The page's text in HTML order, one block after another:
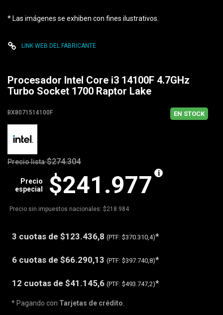
* Las imágenes se exhiben con fines ilustrativos.
LINK WEB DEL FABRICANTE
Procesador Intel Core i3 14100F 4.7GHz
Turbo Socket 1700 Raptor Lake
BX8071514100F EN STOCK
Precio lista $274.304
$241.977
Precio
especial
Precio sin impuestos nacionales: $218.984
3 cuotas de $123.436,8 (PTF: $370.310,4)*
6 cuotas de $66.290,13 (PTF: $397.740,8)*
12 cuotas de $41.145,6 (PTF: $493.747,2)*
* Pagando con Tarjetas de crédito